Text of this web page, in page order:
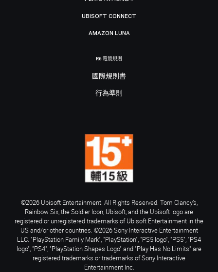
UBISOFT CONNECT
AMAZON LUNA
R6 電競規則
國際規則書
行為準則
©2026 Ubisoft Entertainment. All Rights Reserved. Tom Clancy’s,
Rainbow Six, the Soldier Icon, Ubisoft, and the Ubisoft logo are
registered or unregistered trademarks of Ubisoft Entertainment in the
US and/or other countries. ©2026 Sony Interactive Entertainment
LLC. "PlayStation Family Mark", "PlayStation", "PS5 logo", "PS5", "PS4
logo", "PS4", "PlayStation Shapes Logo" and "Play Has No Limits" are
registered trademarks or trademarks of Sony Interactive
Entertainment Inc.